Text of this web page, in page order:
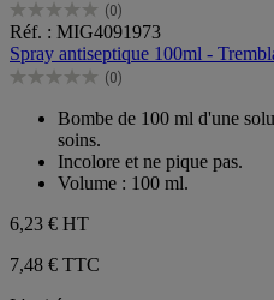
(0)
0.0
sur
5
étoiles.
Réf. : MIG4091973
Spray antiseptique 100ml -
(0)
0.0
étoiles.
Bombe de 100 ml d'une
soins.
Incolore et ne pique pas.
Volume : 100 ml.
6,23 € HT
7,48 € TTC